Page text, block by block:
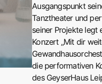
Ausgangspunkt
Tanztheater und
seiner Projekte legt
Konzert „Mit dir
die performativen
des GeyserHaus